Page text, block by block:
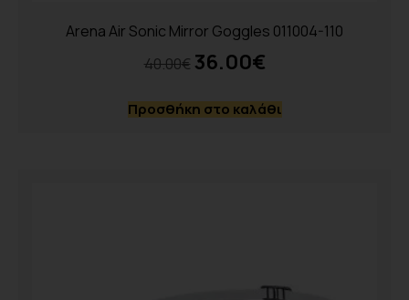
Arena Air Sonic Mirror Goggles 011004-110
40.00€ 36.00€
Προσθήκη στο καλάθι